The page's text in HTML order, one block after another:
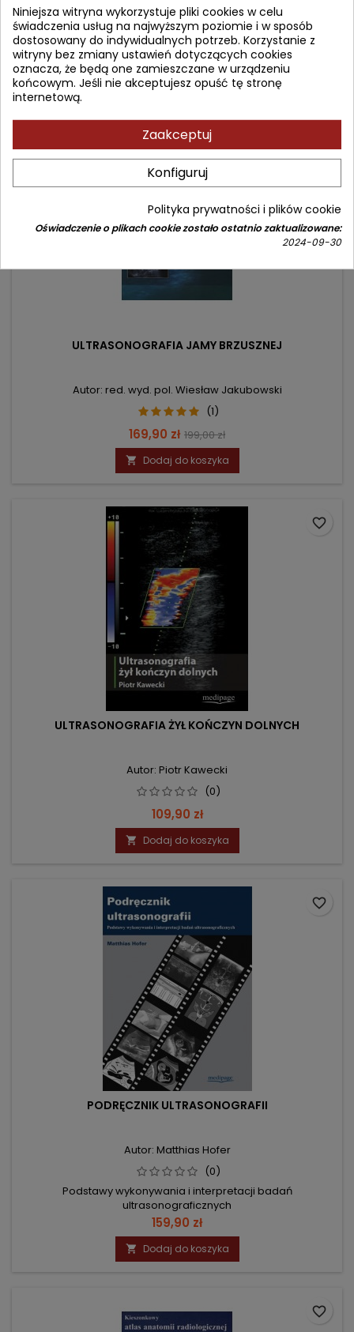
Autor: Stefano Bianchi
(0)
Cena
479,90 zł
 Dodaj do koszyka
ULTRASONOGRAFIA JAMY BRZUSZNEJ
Autor: red. wyd. pol. Wiesław Jakubowski
(1)
Cena
169,90 zł Cena
podstawowa
199,00 zł
 Dodaj do koszyka
ULTRASONOGRAFIA ŻYŁ KOŃCZYN DOLNYCH
Autor: Piotr Kawecki
(0)
Cena
109,90 zł
 Dodaj do koszyka
favorite_border
PODRĘCZNIK ULTRASONOGRAFII
Autor: Matthias Hofer
(0)
Podstawy wykonywania i interpretacji badań
ultrasonograficznych
Cena
159,90 zł
 Dodaj do koszyka
favorite_border
favorite_border
Niniejsza witryna wykorzystuje pliki cookies w celu
świadczenia usług na najwyższym poziomie i w sposób
dostosowany do indywidualnych potrzeb. Korzystanie z
witryny bez zmiany ustawień dotyczących cookies
oznacza, że będą one zamieszczane w urządzeniu
końcowym. Jeśli nie akceptujesz opuść tę stronę
internetową.
Zaakceptuj
Konfiguruj
Polityka prywatności i plików cookie
Oświadczenie o plikach cookie zostało ostatnio zaktualizowane:
2024-09-30